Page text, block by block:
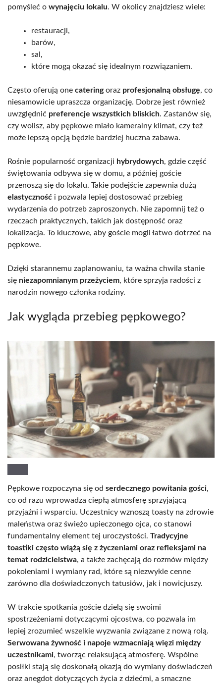
pomyśleć o wynajęciu lokalu. W okolicy znajdziesz wiele:
restauracji,
barów,
sal,
które mogą okazać się idealnym rozwiązaniem.
Często oferują one cateringoraz profesjonalną obsługę, co
niesamowicie upraszcza organizację. Dobrze jest również
uwzględnić preferencje wszystkich bliskich. Zastanów się,
czy wolisz, aby pępkowe miało kameralny klimat, czy też
może lepszą opcją będzie bardziej huczna zabawa.
Rośnie popularność organizacji hybrydowych, gdzie część
świętowania odbywa się w domu, a później goście
przenoszą się do lokalu. Takie podejście zapewnia dużą
elastyczność i pozwala lepiej dostosować przebieg
wydarzenia do potrzeb zaproszonych. Nie zapomnij też o
rzeczach praktycznych, takich jak dostępność oraz
lokalizacja. To kluczowe, aby goście mogli łatwo dotrzeć na
pępkowe.
Dzięki starannemu zaplanowaniu, ta ważna chwila stanie
się niezapomnianym przeżyciem, które sprzyja radości z
narodzin nowego członka rodziny.
Jak wygląda przebieg pępkowego?
Pępkowe rozpoczyna się od serdecznego powitania gości,
co od razu wprowadza ciepłą atmosferę sprzyjającą
przyjaźni i wsparciu. Uczestnicy wznoszą toasty na zdrowie
maleństwa oraz świeżo upieczonego ojca, co stanowi
fundamentalny element tej uroczystości. Tradycyjne
toastiki często wiążą się z życzeniami oraz refleksjami na
temat rodzicielstwa, a także zachęcają do rozmów między
pokoleniami i wymiany rad, które są niezwykle cenne
zarówno dla doświadczonych tatusiów, jak i nowicjuszy.
W trakcie spotkania goście dzielą się swoimi
spostrzeżeniami dotyczącymi ojcostwa, co pozwala im
lepiej zrozumieć wszelkie wyzwania związane z nową rolą.
Serwowana żywność i napoje wzmacniają więzi między
uczestnikami, tworząc relaksującą atmosferę. Wspólne
posiłki stają się doskonałą okazją do wymiany doświadczeń
oraz anegdot dotyczących życia z dziećmi, a smaczne